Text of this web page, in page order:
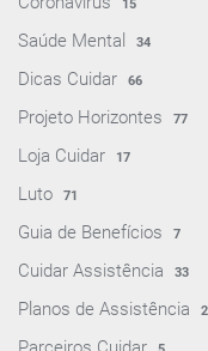
15
Saúde Mental 34
Dicas Cuidar 66
Projeto Horizontes 77
Loja Cuidar 17
Luto 71
Guia de Benefícios 7
Cuidar Assistência 33
Planos de Assistência 2